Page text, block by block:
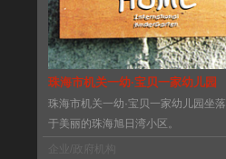
珠海市机关一幼·宝贝一家幼儿园
珠海市机关一幼·宝贝一家幼儿园坐落
于美丽的珠海旭日湾小区。
企业/政府机构